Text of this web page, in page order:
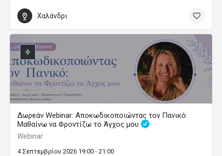
Χαλάνδρι
Δωρεάν Webinar: Αποκωδικοποιώντας τον Πανικό:
Μαθαίνω να Φροντίζω το Άγχος μου
Webinar
4 Σεπτεμβρίου 2026 19:00 - 21:00